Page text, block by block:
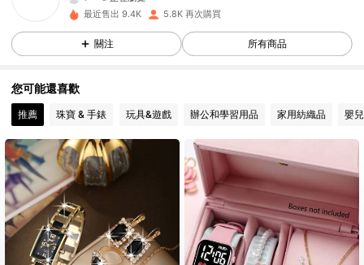
4.94
2.8K 追蹤者
4.94 2.8K 追蹤者
4.94
4.94 2.8K 追蹤者
4.94 2.8K 追蹤者
4.94 2.8K 追蹤者
最近售出 9.4K 5.8K 再次購買
關注 所有商品
您可能還喜歡
推薦 珠寶 & 手錶 玩具&遊戲 辦公和學習用品 家用紡織品 嬰兒